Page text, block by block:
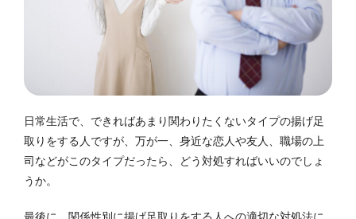
日常生活で、できればあまり関わりたくないタイプの揚げ足
取りをする人ですが、万が一、身近な恋人や友人、職場の上
司などがこのタイプだったら、どう対処すればいいのでしょ
うか。
最後に、関係性別に揚げ足取りをする人への適切な対処法に